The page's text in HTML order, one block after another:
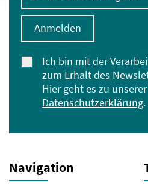
Ich bin mit der
zum Erhalt des
Hier geht es zu unserer
Datenschutzerklärung.
Anmelden
Navigation